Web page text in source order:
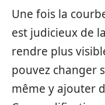
Une fois la
est judicieux de
rendre plus
pouvez changer
même y ajouter